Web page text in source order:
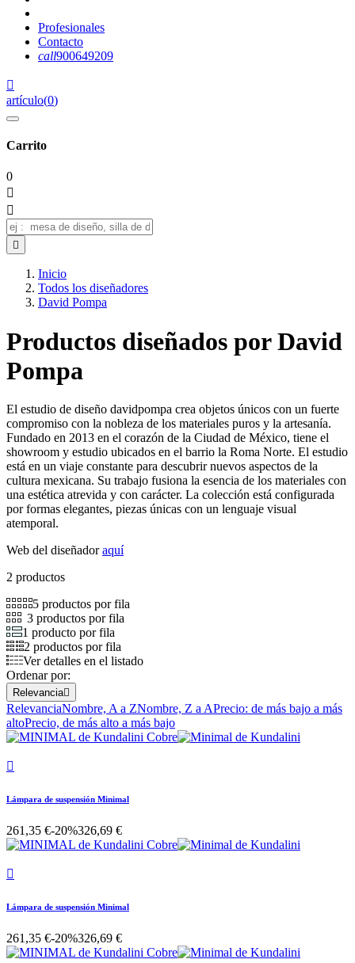
Profesionales
Contacto
call900649209

artículo(0)
Carrito
0



Inicio
Todos los diseñadores
David Pompa
Productos diseñados por David
Pompa
El estudio de diseño davidpompa crea objetos únicos con un fuerte
compromiso con la nobleza de los materiales puros y la artesanía.
Fundado en 2013 en el corazón de la Ciudad de México, tiene el
showroom y estudio ubicados en el barrio la Roma Norte. El estudio
está en un viaje constante para descubrir nuevos aspectos de la
cultura mexicana. Su trabajo fusiona la esencia de los materiales con
una estética atrevida y con carácter. La colección está configurada
por formas elegantes, piezas únicas con un lenguaje visual
atemporal.
Web del diseñadoraquí
2 productos
5 productos por fila
3 productos por fila
1 producto por fila
2 productos por fila
Ver detalles en el listado
Ordenar por:
Relevancia
RelevanciaNombre, A a ZNombre, Z a APrecio: de más bajo a más
altoPrecio, de más alto a más bajo

Lámpara de suspensión Minimal
261,35 €-20%326,69 €

Lámpara de suspensión Minimal
261,35 €-20%326,69 €